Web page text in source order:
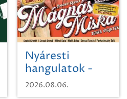
Nyáresti
hangulatok -
Mágnás Miska
2026.08.06.